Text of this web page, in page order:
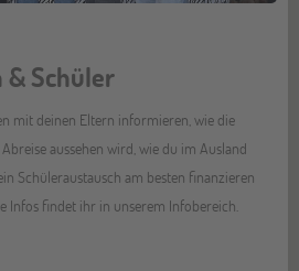
Schüler
mit deinen Eltern informieren, wie die
aussehen wird, wie du im Ausland
Schüleraustausch am besten finanzieren
Infos findet ihr in unserem Infobereich.